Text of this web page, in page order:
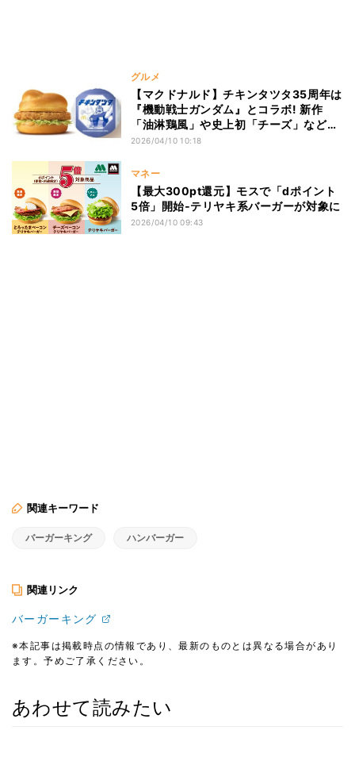
グルメ
【マクドナルド】チキンタツタ35周年は
『機動戦士ガンダム』とコラボ! 新作
「油淋鶏風」や史上初「チーズ」など全
6種を発売
2026/04/10 10:18
マネー
【最大300pt還元】モスで「dポイント
5倍」開始‐テリヤキ系バーガーが対象に
2026/04/10 09:43
関連キーワード
バーガーキング ハンバーガー
関連リンク
バーガーキング
※本記事は掲載時点の情報であり、最新のものとは異なる場合があり
ます。予めご了承ください。
あわせて読みたい